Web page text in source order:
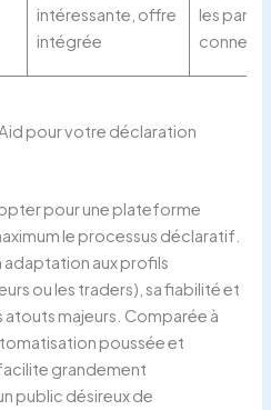
intéressante, offre
intégrée
les
pour votre déclaration
pour une plateforme
le processus déclaratif.
adaptation aux profils
ou les traders), sa fiabilité et
majeurs. Comparée à
poussée et
grandement
public désireux de